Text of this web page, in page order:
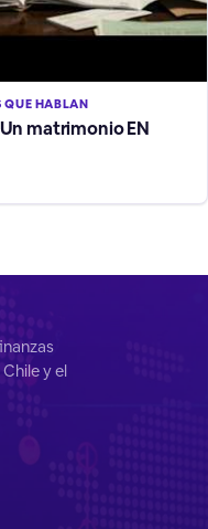
QUE HABLAN
matrimonio EN
y el